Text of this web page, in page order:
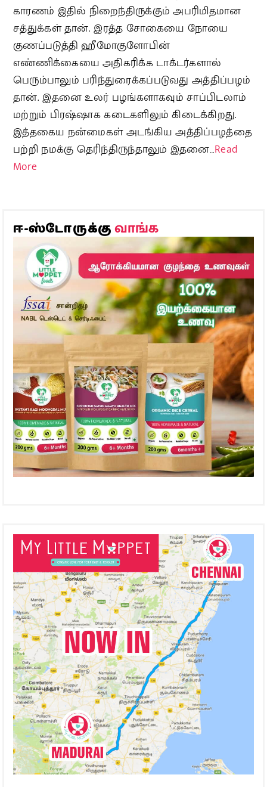
காரணம் இதில் நிறைந்திருக்கும் அபரிமிதமான
சத்துக்கள் தான். இரத்த சோகையை நோயை
குணப்படுத்தி ஹீமோகுளோபின்
எண்ணிக்கையை அதிகரிக்க டாக்டர்களால்
பெரும்பாலும் பரிந்துரைக்கப்படுவது அத்திப்பழம்
தான். இதனை உலர் பழங்களாகவும் சாப்பிடலாம்
மற்றும் பிரஷ்ஷாக கடைகளிலும் கிடைக்கிறது.
இத்தகைய நன்மைகள் அடங்கிய அத்திப்பழத்தை
பற்றி நமக்கு தெரிந்திருந்தாலும் இதனை…Read
More
ஈ-ஸ்டோருக்குவாங்க